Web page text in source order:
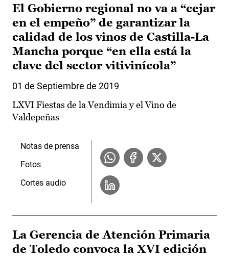
El Gobierno regional no va a “cejar
en el empeño” de garantizar la
calidad de los vinos de Castilla-La
Mancha porque “en ella está la
clave del sector vitivinícola”
01 de Septiembre de 2019
LXVI Fiestas de la Vendimia y el Vino de
Valdepeñas
Notas de prensa
Fotos
Cortes audio
La Gerencia de Atención Primaria
de Toledo convoca la XVI edición